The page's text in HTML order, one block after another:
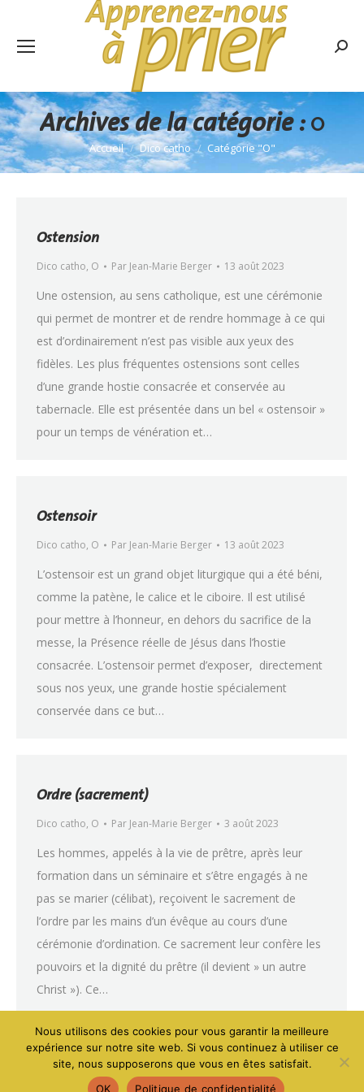
Archives de la catégorie :O
Vous êtes ici :
Accueil Dico catho Catégorie "O"
Ostension
Dico catho, O Par Jean-Marie Berger 13 août 2023
Une ostension, au sens catholique, est une cérémonie
qui permet de montrer et de rendre hommage à ce qui
est d’ordinairement n’est pas visible aux yeux des
fidèles. Les plus fréquentes ostensions sont celles
d’une grande hostie consacrée et conservée au
tabernacle. Elle est présentée dans un bel « ostensoir »
pour un temps de vénération et…
Ostensoir
Dico catho, O Par Jean-Marie Berger 13 août 2023
L’ostensoir est un grand objet liturgique qui a été béni,
comme la patène, le calice et le ciboire. Il est utilisé
pour mettre à l’honneur, en dehors du sacrifice de la
messe, la Présence réelle de Jésus dans l’hostie
consacrée. L’ostensoir permet d’exposer, directement
sous nos yeux, une grande hostie spécialement
conservée dans ce but…
Ordre (sacrement)
Dico catho, O Par Jean-Marie Berger 3 août 2023
Les hommes, appelés à la vie de prêtre, après leur
formation dans un séminaire et s’être engagés à ne
pas se marier (célibat), reçoivent le sacrement de
l’ordre par les mains d’un évêque au cours d’une
cérémonie d’ordination. Ce sacrement leur confère les
pouvoirs et la dignité du prêtre (il devient » un autre
Christ »). Ce…
Mentions légales - Politique de confidentialité-Création site
VIVE la VIE !
Nous utilisons des cookies pour vous garantir la meilleure
expérience sur notre site web. Si vous continuez à utiliser ce
site, nous supposerons que vous en êtes satisfait.
OK
Politique de confidentialité